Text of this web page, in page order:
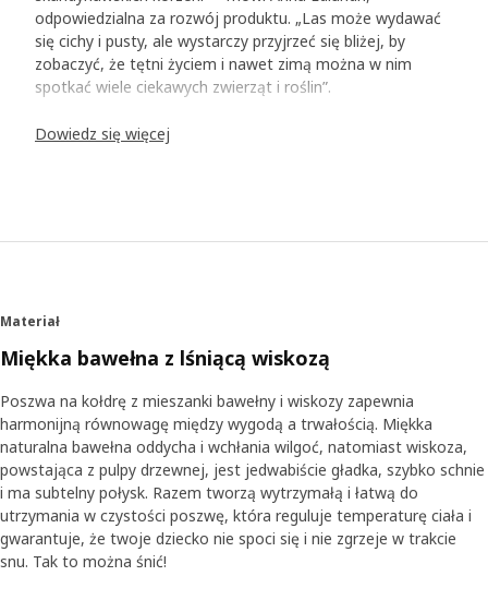
odpowiedzialna za rozwój produktu. „Las może wydawać
się cichy i pusty, ale wystarczy przyjrzeć się bliżej, by
zobaczyć, że tętni życiem i nawet zimą można w nim
spotkać wiele ciekawych zwierząt i roślin”.
Świat fantazji
rysia i wiele innych zwierząt. „Projektantka Malin
niemal jak ludzie, więc mam nadzieję, że zainspirują dzieci i
dorosłych do wymyślenia własnych historii na dobranoc”.
Dzięki pluszakom postacie wkraczają do rzeczywistego
świata, by wziąć udział w zabawie. „Wiemy, że dzieci lubią
realistycznie wyglądające pluszaki, dlatego włożyliśmy
wiele wysiłku, by nadać im odpowiednie wyrazy pyszczków
i emocje”.
Mięciutki jak mech
Jednym z ulubionych produktów Anny w tej kolekcji jest
Dowiedz się więcej
Materiał
Miękka bawełna z lśniącą wiskozą
Poszwa na kołdrę z mieszanki bawełny i wiskozy zapewnia
harmonijną równowagę między wygodą a trwałością. Miękka
naturalna bawełna oddycha i wchłania wilgoć, natomiast wiskoza,
powstająca z pulpy drzewnej, jest jedwabiście gładka, szybko schnie
i ma subtelny połysk. Razem tworzą wytrzymałą i łatwą do
utrzymania w czystości poszwę, która reguluje temperaturę ciała i
gwarantuje, że twoje dziecko nie spoci się i nie zgrzeje w trakcie
snu. Tak to można śnić!